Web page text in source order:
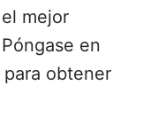
mejor
en
obtener